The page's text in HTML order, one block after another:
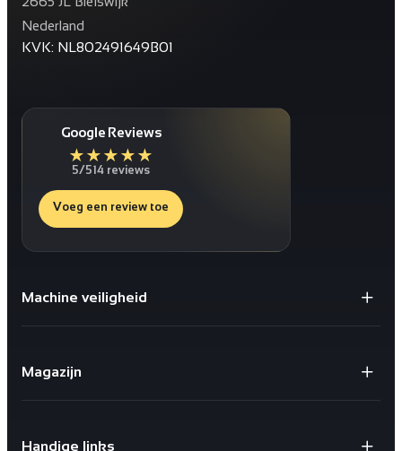
Nederland
KVK: NL802491649B01
Google Reviews
★ ★ ★ ★ ★
5/514 reviews
Voeg een review toe
Machine veiligheid
Deuren
Magazijn
Handige links